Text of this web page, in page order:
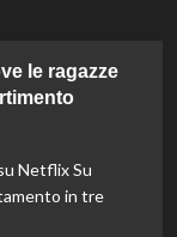
le ragazze
Netflix Su
in tre